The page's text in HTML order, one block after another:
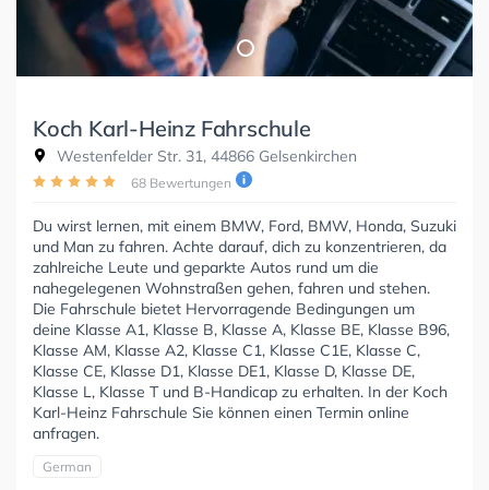
Koch Karl-Heinz Fahrschule
Westenfelder Str. 31, 44866 Gelsenkirchen
68 Bewertungen
Du wirst lernen, mit einem BMW, Ford, BMW, Honda, Suzuki
und Man zu fahren. Achte darauf, dich zu konzentrieren, da
zahlreiche Leute und geparkte Autos rund um die
nahegelegenen Wohnstraßen gehen, fahren und stehen.
Die Fahrschule bietet Hervorragende Bedingungen um
deine Klasse A1, Klasse B, Klasse A, Klasse BE, Klasse B96,
Klasse AM, Klasse A2, Klasse C1, Klasse C1E, Klasse C,
Klasse CE, Klasse D1, Klasse DE1, Klasse D, Klasse DE,
Klasse L, Klasse T und B-Handicap zu erhalten. In der Koch
Karl-Heinz Fahrschule Sie können einen Termin online
anfragen.
German